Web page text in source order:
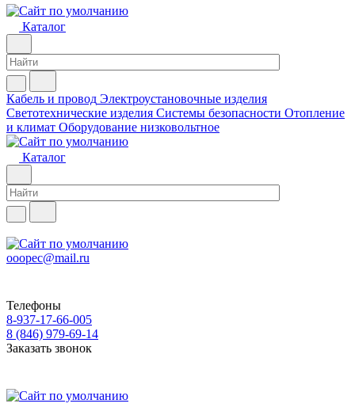
Каталог
Кабель и провод Электроустановочные изделия
Светотехнические изделия Системы безопасности Отопление
и климат Оборудование низковольтное
Каталог
ooopec@mail.ru
Телефоны
8-937-17-66-005
8 (846) 979-69-14
Заказать звонок